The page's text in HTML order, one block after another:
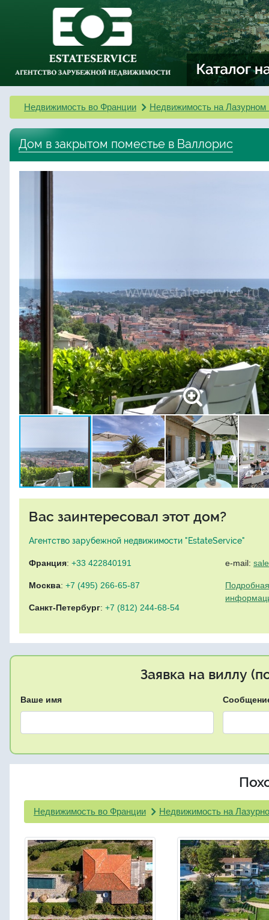
Недвижимость во Франции Недвижимость на Лазурном
Дом в закрытом поместье в Валлорис
Вас заинтересовал этот дом?
Агентство зарубежной недвижимости "EstateService"
Франция: +33 422840191
Москва: +7 (495) 266-65-87
Санкт-Петербург: +7 (812) 244-68-54
e-mail:
Заявка на виллу
Ваше имя
Недвижимость во Франции Недвижимость на